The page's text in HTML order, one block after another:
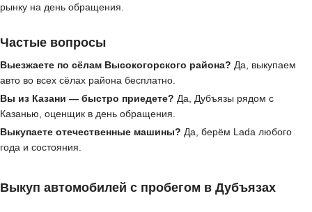
рынку на день обращения.
Частые вопросы
Выезжаете по сёлам Высокогорского района? Да, выкупаем
авто во всех сёлах района бесплатно.
Вы из Казани — быстро приедете? Да, Дубъязы рядом с
Казанью, оценщик в день обращения.
Выкупаете отечественные машины? Да, берём Lada любого
года и состояния.
Выкуп автомобилей с пробегом в Дубъязах